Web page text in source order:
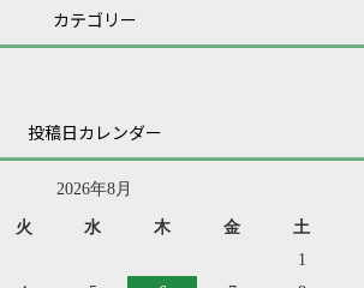
カテゴリー
投稿日カレンダー
2026年8月
火 水 木 金
土
1